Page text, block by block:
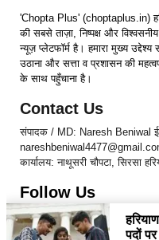
'Chopta Plus' (choptaplus.in)
की सबसे ताज़ा, निष्पक्ष और
न्यूज़ प्लेटफॉर्म है। हमारा मुख्य
उठाना और सत्ता व प्रशासन की
के साथ पहुँचाना है।
Contact Us
संपादक / MD: Naresh Beniwal
कार्यालय: नाथूसरी चौपटा, सिरसा
Follow Us